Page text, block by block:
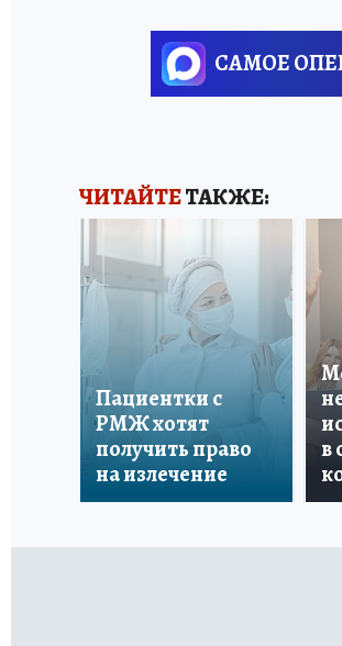
САМОЕ
ЧИТАЙТЕТАКЖЕ:
Пациентки с
РМЖ хотят
получить право
на излечение
в